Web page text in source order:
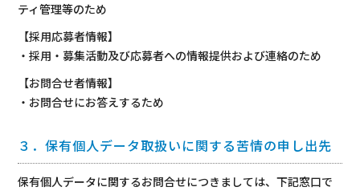
ティ管理等のため
【採用応募者情報】
・採用・募集活動及び応募者への情報提供および連絡のため
【お問合せ者情報】
・お問合せにお答えするため
３．保有個人データ取扱いに関する苦情の申し出先
保有個人データに関するお問合せにつきましては、下記窓口で